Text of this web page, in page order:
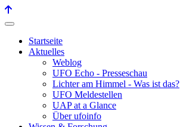
Startseite
Aktuelles
Weblog
UFO Echo - Presseschau
Lichter am Himmel - Was ist das?
UFO Meldestellen
UAP at a Glance
Über ufoinfo